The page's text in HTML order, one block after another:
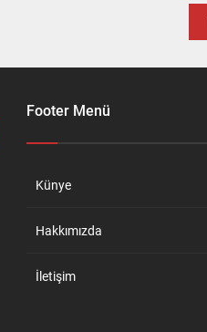
Footer Menü
Künye
Hakkımızda
İletişim